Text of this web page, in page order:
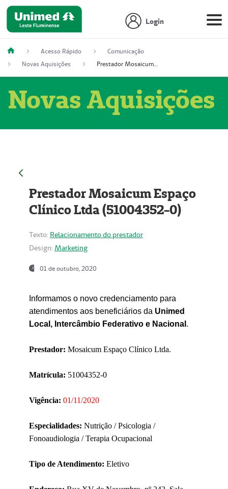
Login
Acesso Rápido
Comunicação
Novas Aquisições
Prestador Mosaicum Espaço Clínico Ltda (51004352-0)
Novas Aquisições
Prestador Mosaicum Espaço
Clínico Ltda (51004352-0)
Texto: Relacionamento do prestador
Design: Marketing
01 de outubro, 2020
Informamos o novo credenciamento para
atendimentos aos beneficiários da Unimed
Local, Intercâmbio Federativo e Nacional .
Prestador: Mosaicum Espaço Clínico Ltda.
Matrícula: 51004352-0
Vigência: 01/11/2020
Especialidades: Nutrição / Psicologia /
Fonoaudiologia / Terapia Ocupacional
Tipo de Atendimento: Eletivo